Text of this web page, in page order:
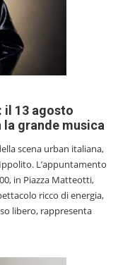
il 13 agosto
grande musica
scena urban italiana,
L’appuntamento
in Piazza Matteotti,
ricco di energia,
libero, rappresenta